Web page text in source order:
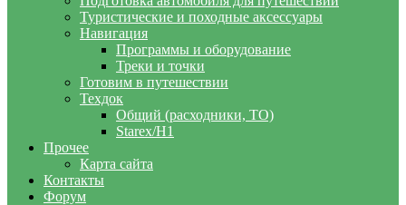
Туристические и походные аксессуары
Навигация
Программы и оборудование
Треки и точки
Готовим в путешествии
Техдок
Общий (расходники, ТО)
Starex/H1
Прочее
Карта сайта
Контакты
Форум